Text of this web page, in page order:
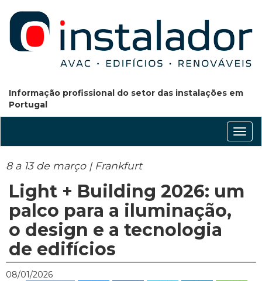
Informação profissional do setor das instalações em
Portugal
8 a 13 de março | Frankfurt
Light + Building 2026: um
palco para a iluminação,
o design e a tecnologia
de edifícios
08/01/2026